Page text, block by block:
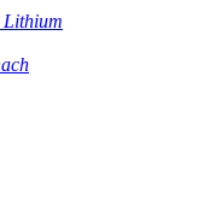
Lithium